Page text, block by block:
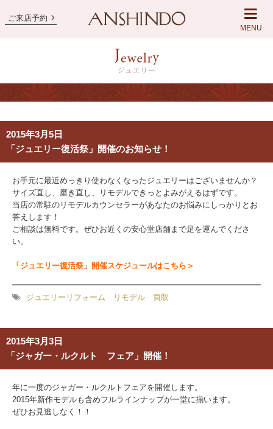
ご来店予約
MENU
2015年3月5日
「ジュエリー復活祭」開催のお知らせ！
お手元に最近めっきり使わなくなったジュエリーはございませんか？
サイズ直し、磨き直し、リモデルできっとよみがえるはずです。
当店の常駐のリモデルカウンセラーがあなたのお悩みにしっかりとお
答えします！
ご相談は無料です。ぜひお近くの安心堂店舗まで足を運んでくださ
い。
「ジュエリー復活祭」開催スケジュールはこちら＞
ジュエリーリフォーム リモデル 買取
2015年3月3日
「ジャガー・ルクルト フェア」開催！
年に一度のジャガー・ルクルトフェアを開催します。
2015年新作モデルも含めフルラインナップが一堂に揃います。
ぜひお見逃しなく！！